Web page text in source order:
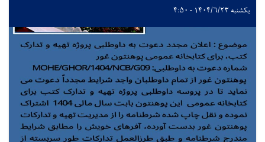
یکشنبه ۱۴۰۴/۶/۲۳ - ۴:۵۰